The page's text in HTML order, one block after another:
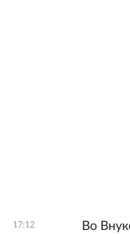
17:12
Во